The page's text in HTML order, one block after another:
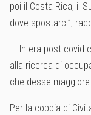
poi il Costa Rica, il
dove spostarci”,
In era post covid
alla ricerca di
che desse
Per la coppia di